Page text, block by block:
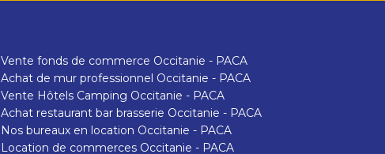
Vente fonds de commerce Occitanie - PACA
Achat de mur professionnel Occitanie - PACA
Vente Hôtels Camping Occitanie - PACA
Achat restaurant bar brasserie Occitanie - PACA
Nos bureaux en location Occitanie - PACA
Location de commerces Occitanie - PACA